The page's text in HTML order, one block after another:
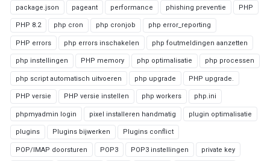
package.json pageant performance phishing preventie PHP
PHP 8.2 php cron php cronjob php error_reporting
PHP errors php errors inschakelen php foutmeldingen aanzetten
php instellingen PHP memory php optimalisatie php processen
php script automatisch uitvoeren php upgrade PHP upgrade.
PHP versie PHP versie instellen php workers php.ini
phpmyadmin login pixel installeren handmatig plugin optimalisatie
plugins Plugins bijwerken Plugins conflict
POP/IMAP doorsturen POP3 POP3 instellingen private key